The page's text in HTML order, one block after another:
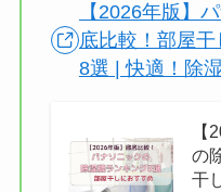
【2026年版】
底比較！部屋
8選 | 快適！除
の
干